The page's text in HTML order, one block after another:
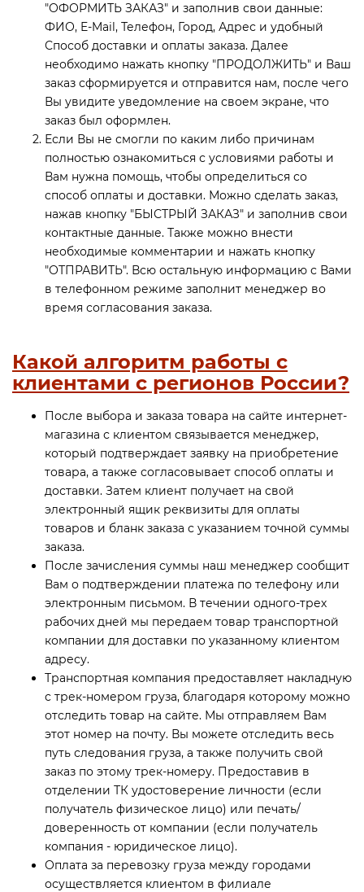
Zont Контроллеры и терморегуляторы
Головки термостатические и ручного привода
Датчики температуры
ПолиТех реле давления
Регуляторы тяги для котлов
Реле и автоматы
Сервоприводы
Система защиты от протечек воды
Стабилизаторы напряжения
Термостаты капиллярные
Термостаты накладные
Термостаты погружные
Щиты распределительные
Насосные группы
Сепараторы Flamco
Шкафы коллекторные
Трубы металлопластиковые PE-Xb/Al/PE-Xb
Фитинги латунные винтовые для труб PE-Xb/Al/PE-
Фитинги латунные прессовые для труб PE-Xb/Al/PE-
Терморегуляторы Kiptover
Spyheat
Смесители
Унитазы
Хомут для крепления труб
"ОФОРМИТЬ ЗАКАЗ" и заполнив свои данные:
ФИО, E-Mail, Телефон, Город, Адрес и удобный
Способ доставки и оплаты заказа. Далее
необходимо нажать кнопку "ПРОДОЛЖИТЬ" и Ваш
заказ сформируется и отправится нам, после чего
Вы увидите уведомление на своем экране, что
заказ был оформлен.
Если Вы не смогли по каким либо причинам
полностью ознакомиться с условиями работы и
Вам нужна помощь, чтобы определиться со
способ оплаты и доставки. Можно сделать заказ,
нажав кнопку "БЫСТРЫЙ ЗАКАЗ" и заполнив свои
контактные данные. Также можно внести
необходимые комментарии и нажать кнопку
"ОТПРАВИТЬ". Всю остальную информацию с Вами
в телефонном режиме заполнит менеджер во
время согласования заказа.
Какой алгоритм работы с
клиентами с регионов России?
После выбора и заказа товара на сайте интернет-
магазина с клиентом связывается менеджер,
который подтверждает заявку на приобретение
товара, а также согласовывает способ оплаты и
доставки. Затем клиент получает на свой
электронный ящик реквизиты для оплаты
товаров и бланк заказа с указанием точной суммы
заказа.
После зачисления суммы наш менеджер сообщит
Вам о подтверждении платежа по телефону или
электронным письмом. В течении одного-трех
рабочих дней мы передаем товар транспортной
компании для доставки по указанному клиентом
адресу.
Транспортная компания предоставляет накладную
с трек-номером груза, благодаря которому можно
отследить товар на сайте. Мы отправляем Вам
этот номер на почту. Вы можете отследить весь
путь следования груза, а также получить свой
заказ по этому трек-номеру. Предоставив в
отделении ТК удостоверение личности (если
получатель физическое лицо) или печать/
доверенность от компании (если получатель
компания - юридическое лицо).
Оплата за перевозку груза между городами
осуществляется клиентом в филиале